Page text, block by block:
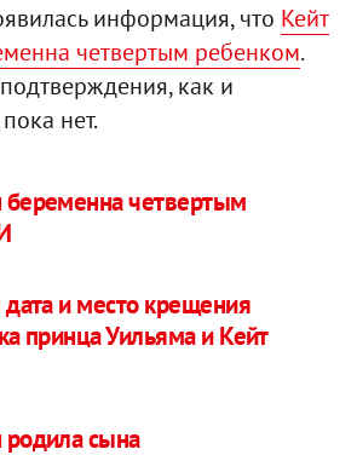
информация, что Кейт
четвертым ребенком.
как и
нет.
четвертым
и место крещения
принца Уильяма и Кейт
сына